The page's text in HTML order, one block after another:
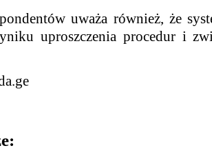
uważa również, że
uproszczenia procedur i